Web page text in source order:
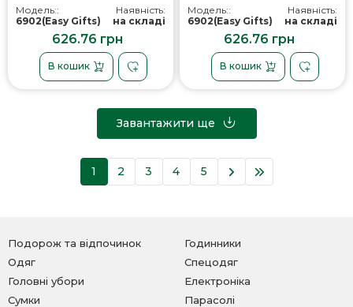
Модель::
6902(Easy Gifts)
Наявність:
на складі
626.76 грн
В кошик
Модель::
6902(Easy Gifts)
Наявність:
на складі
626.76 грн
В кошик
Завантажити ще
1 2 3 4 5
Подорож та відпочинок
Одяг
Головні убори
Сумки
Годинники
Спецодяг
Електроніка
Парасолі